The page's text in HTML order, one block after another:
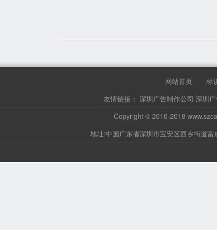
网站首页
标
友情链接： 深圳广告制作公司 深圳
Copyright © 2010-2018
地址:中国广东省深圳市宝安区西乡